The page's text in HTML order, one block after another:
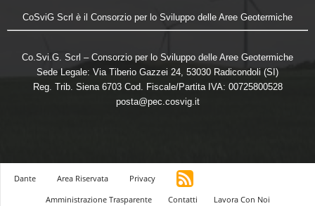
CoSviG Scrl è il Consorzio per lo Sviluppo delle Aree Geotermiche
Co.Svi.G. Scrl – Consorzio per lo Sviluppo delle Aree Geotermiche
Sede Legale: Via Tiberio Gazzei 24, 53030 Radicondoli (SI)
Reg. Trib. Siena 6703 Cod. Fiscale/Partita IVA: 00725800528
posta@pec.cosvig.it
Dante Area Riservata
Privacy
Amministrazione Trasparente
Contatti Lavora Con Noi